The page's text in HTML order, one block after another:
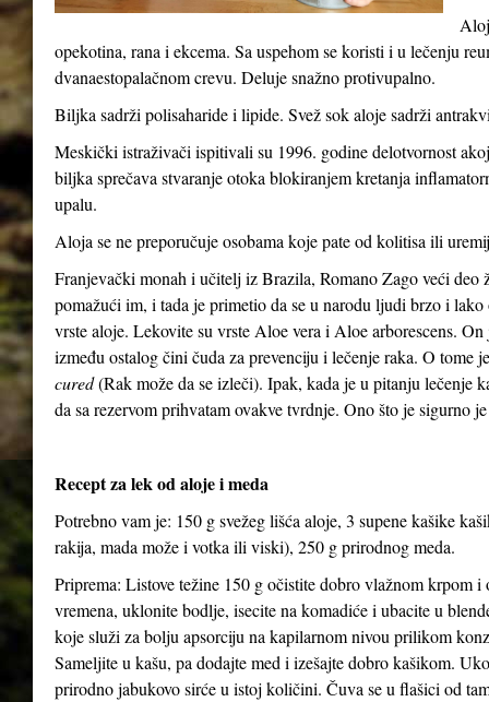
opekotina, rana i ekcema. Sa uspehom se koristi i u lečenju
dvanaestopalačnom crevu. Deluje snažno protivupalno.
Biljka sadrži polisaharide i lipide. Svež sok aloje sadrži
Meskički istraživači ispitivali su 1996. godine delotvornost
biljka sprečava stvaranje otoka blokiranjem kretanja
upalu.
Aloja se ne preporučuje osobama koje pate od kolitisa ili
Franjevački monah i učitelj iz Brazila, Romano Zago veći deo
pomažući im, i tada je primetio da se u narodu ljudi brzo i
vrste aloje. Lekovite su vrste Aloe vera i Aloe arborescens.
između ostalog čini čuda za prevenciju i lečenje raka. O
cured(Rak može da se izleči). Ipak, kada je u pitanju lečenje
da sa rezervom prihvatam ovakve tvrdnje. Ono što je sigurno
Recept za lek od aloje i meda
Potrebno vam je: 150 g svežeg lišća aloje, 3 supene kašike
rakija, mada može i votka ili viski), 250 g prirodnog meda.
Priprema: Listove težine 150 g očistite dobro vlažnom krpom
vremena, uklonite bodlje, isecite na komadiće i ubacite u
koje služi za bolju apsorciju na kapilarnom nivou prilikom
Sameljite u kašu, pa dodajte med i izešajte dobro kašikom.
prirodno jabukovo sirće u istoj količini. Čuva se u flašici od